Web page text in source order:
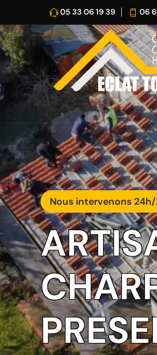
05 33 06 19 39 06
Nous intervenons